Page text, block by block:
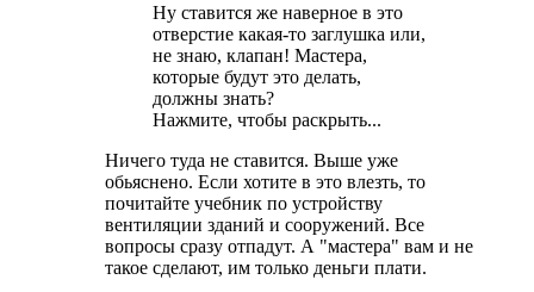
Ну ставится же наверное в это
отверстие какая-то заглушка или,
не знаю, клапан! Мастера,
которые будут это делать,
должны знать?
Нажмите, чтобы раскрыть...
Ничего туда не ставится. Выше уже
обьяснено. Если хотите в это влезть, то
почитайте учебник по устройству
вентиляции зданий и сооружений. Все
вопросы сразу отпадут. А "мастера" вам и не
такое сделают, им только деньги плати.